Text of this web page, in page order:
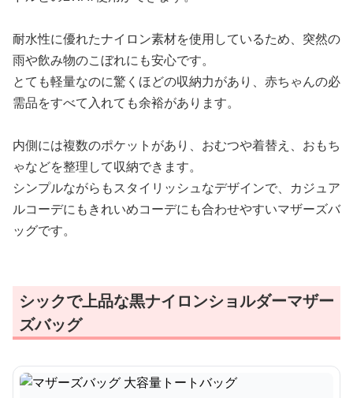
耐水性に優れたナイロン素材を使用しているため、突然の
雨や飲み物のこぼれにも安心です。
とても軽量なのに驚くほどの収納力があり、赤ちゃんの必
需品をすべて入れても余裕があります。
内側には複数のポケットがあり、おむつや着替え、おもち
ゃなどを整理して収納できます。
シンプルながらもスタイリッシュなデザインで、カジュア
ルコーデにもきれいめコーデにも合わせやすいマザーズバ
ッグです。
シックで上品な黒ナイロンショルダーマザー
ズバッグ